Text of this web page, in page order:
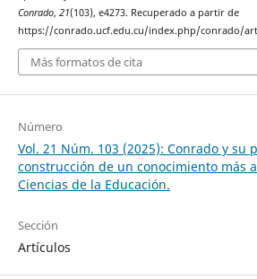
Conrado, 21(103), e4273. Recuperado a partir de
https://conrado.ucf.edu.cu/index.php/conrado/
Más formatos de cita
Número
Vol. 21 Núm. 103 (2025): Conrado y su
construcción de un conocimiento más
Ciencias de la Educación.
Sección
Artículos